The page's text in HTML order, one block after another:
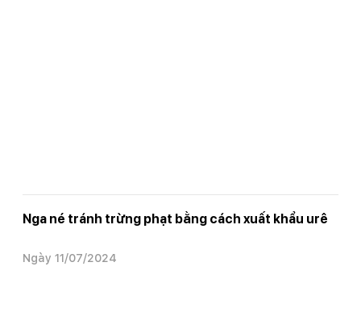
Nga né tránh trừng phạt bằng cách xuất khẩu urê
Ngày 11/07/2024